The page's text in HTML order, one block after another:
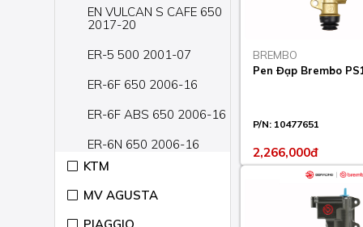
EN VULCAN S CAFE 650
2017-20
ER-5 500 2001-07
ER-6F 650 2006-16
ER-6F ABS 650 2006-16
ER-6N 650 2006-16
ER-6N ABS 650 2006-16
GTR 1400 2008-20
KTM
MV AGUSTA
BREMBO
Pen Đạp Brembo
P/N: 10477651
2,266,000đ